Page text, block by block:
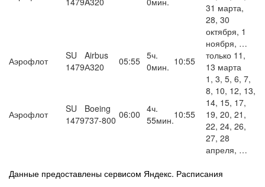
31 марта,
28, 30
октября, 1
ноября, …
Аэрофлот
SU
1479
Airbus
А320
05:55 5ч.
0мин. 10:55
только 11,
13 марта
Аэрофлот
SU
1479
Boeing
737-800 06:00 4ч.
55мин.10:55
1, 3, 5, 6, 7,
8, 10, 12, 13,
14, 15, 17,
19, 20, 21,
22, 24, 26,
27, 28
апреля, …
Данные предоставлены сервисом Яндекс. Расписания